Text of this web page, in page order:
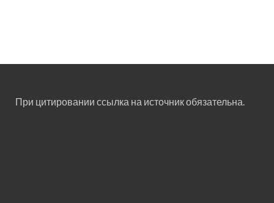
При цитировании ссылка на источник обязательна.